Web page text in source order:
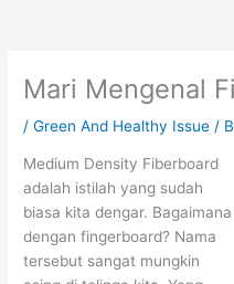
Mari Mengenal
/Green And Healthy Issue /
Medium Density Fiberboard
adalah istilah yang sudah
biasa kita dengar. Bagaimana
dengan fingerboard? Nama
tersebut sangat mungkin